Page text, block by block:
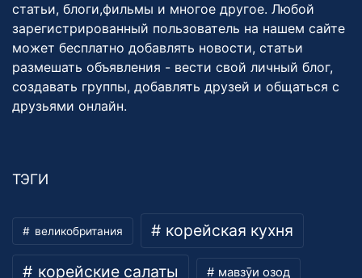
статьи, блоги,фильмы и многое другое. Любой
зарегистрированный пользователь на нашем сайте
может бесплатно добавлять новости, статьи
размешать объявления - вести свой личный блог,
создавать группы, добавлять друзей и общаться с
друзьями онлайн.
ТЭГИ
великобритания корейская кухня
корейские салаты мавзӯи озод